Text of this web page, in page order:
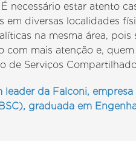
É necessário estar atento
em diversas localidades
na mesma área,
com mais atenção e,
de Serviços
leader da Falconi,
graduada em